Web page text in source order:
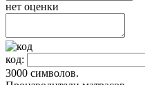
нет оценки
код:
3000 символов.